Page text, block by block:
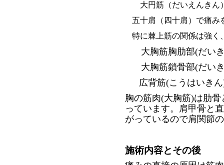
大円筋（だいえんきん
五十肩（四十肩）で痛み
特に棘上筋の関係は強く
大胸筋胸肋部(だい
大胸筋鎖骨部(だい
広背筋(こうはいきん
胸の筋肉(大胸筋)は肋
っています。肩甲骨と
がっているので肩関節
施術内容とその後